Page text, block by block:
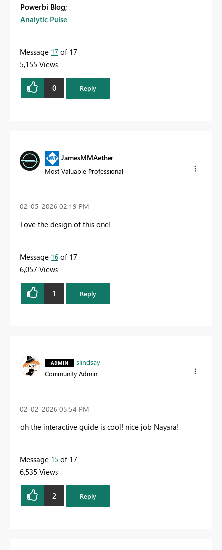
Powerbi Blog;
Analytic Pulse
Message 17 of 17
5,155 Views
0 Reply
JamesMMAether
Most Valuable Professional
‎02-05-2026 02:19 PM
Love the design of this one!
Message 16 of 17
6,057 Views
1 Reply
slindsay
Community Admin
‎02-02-2026 05:54 PM
oh the interactive guide is cool! nice job Nayara!
Message 15 of 17
6,535 Views
2 Reply